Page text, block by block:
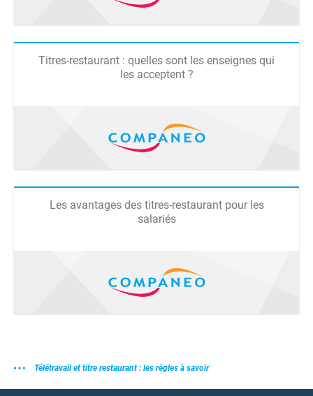
Titres-restaurant : quelles sont les enseignes qui
les acceptent ?
Les avantages des titres-restaurant pour les
salariés
Télétravail et titre restaurant : les règles à savoir